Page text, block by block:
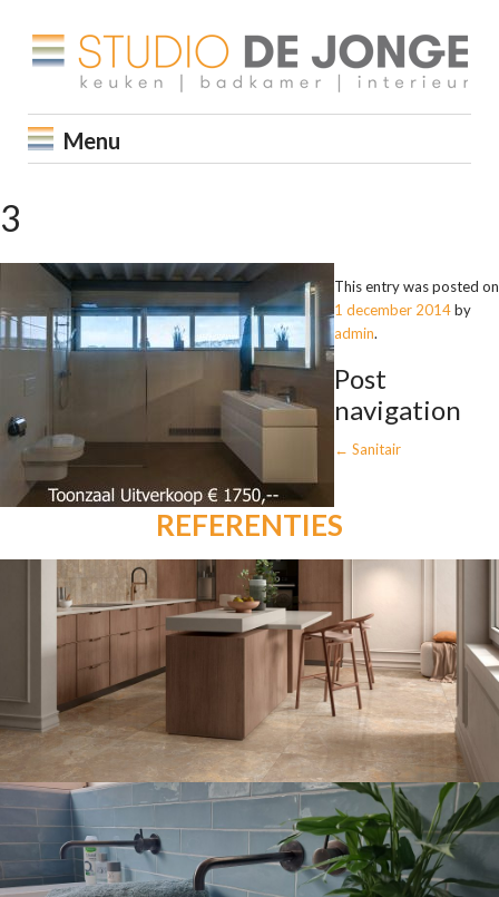
Menu
3
This entry was posted on
1 december 2014by
admin.
Post
navigation
← Sanitair
REFERENTIES